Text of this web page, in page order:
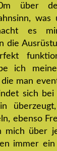
über
was
es
die
ich
man
sich
ebenso
mich über
immer